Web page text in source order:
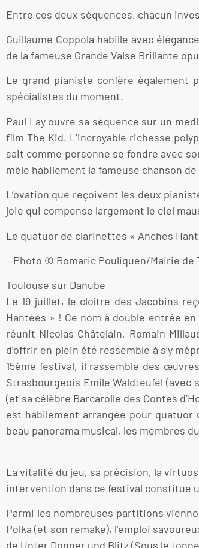
Entre ces deux séquences, chacun
Guillaume Coppola habille avec
de la fameuse Grande Valse Brillante
Le grand pianiste confère également
spécialistes du moment.
Paul Lay ouvre sa séquence sur un
film The Kid. L’incroyable richesse
sait comme personne se fondre avec
mêle habilement la fameuse chanson
L’ovation que reçoivent les deux
joie qui compense largement le ciel
Le quatuor de clarinettes « Anches
– Photo © Romaric Pouliquen/Mairie de
Toulouse sur Danube
Le 19 juillet, le cloître des Jacobins
Hantées » ! Ce nom à double entrée
réunit Nicolas Châtelain, Romain
d’offrir en plein été ressemble à s’y
15ème festival, il rassemble des
Strasbourgeois Emile Waldteufel (avec
(et sa célèbre Barcarolle des Contes
est habilement arrangée pour
beau panorama musical, les membres
La vitalité du jeu, sa précision, la
intervention dans ce festival constitue
Parmi les nombreuses partitions
Polka (et son remake), l’emploi
de Unter Donner und Blitz (Sous le